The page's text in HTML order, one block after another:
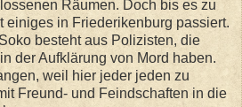
Räumen. Doch bis es zu
einiges in Friederikenburg passiert.
besteht aus Polizisten, die
der Aufklärung von Mord haben.
weil hier jeder jeden zu
Freund- und Feindschaften in die